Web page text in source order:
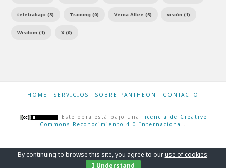
teletrabajo (3) Training (0) Verna Allee (5) visión (1)
Wisdom (1) X (0)
HOME SERVICIOS SOBRE PANTHEON CONTACTO
Este obra está bajo una licencia de Creative
Commons Reconocimiento 4.0 Internacional .
By continuing to browse this site, you agree to ouruse of cookies.
I Understand